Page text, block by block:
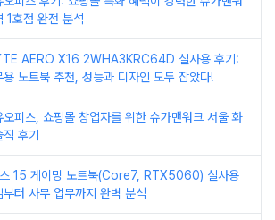
1호점 완전 분석
AERO X16 2WHA3KRC64D 실사용 후기:
용 노트북 추천, 성능과 디자인 모두 잡았다!
오피스, 쇼핑몰 창업자를 위한 슈가맨워크 서울 화
후기
15 게이밍 노트북(Core7, RTX5060) 실사용
부터 사무 업무까지 완벽 분석